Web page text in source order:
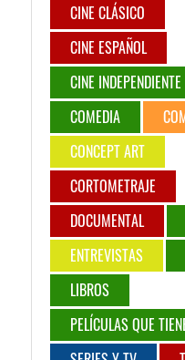
CINE CLÁSICO
CINE ESPAÑOL
CINE INDEPENDIENTE
COMEDIA
CONCEPT ART
CORTOMETRAJE
DOCUMENTAL
ENTREVISTAS
LIBROS
PELÍCULAS QUE